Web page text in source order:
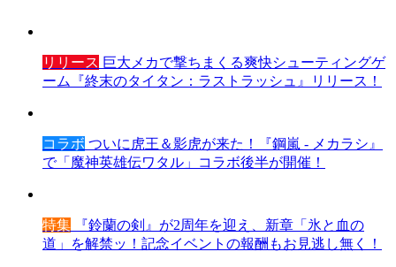
リリース 巨大メカで撃ちまくる爽快シューティングゲ
ーム『終末のタイタン：ラストラッシュ』リリース！
コラボ ついに虎王＆影虎が来た！『鋼嵐 - メカラシ』
で「魔神英雄伝ワタル」コラボ後半が開催！
特集 『鈴蘭の剣』が2周年を迎え、新章「氷と血の
道」を解禁ッ！記念イベントの報酬もお見逃し無く！